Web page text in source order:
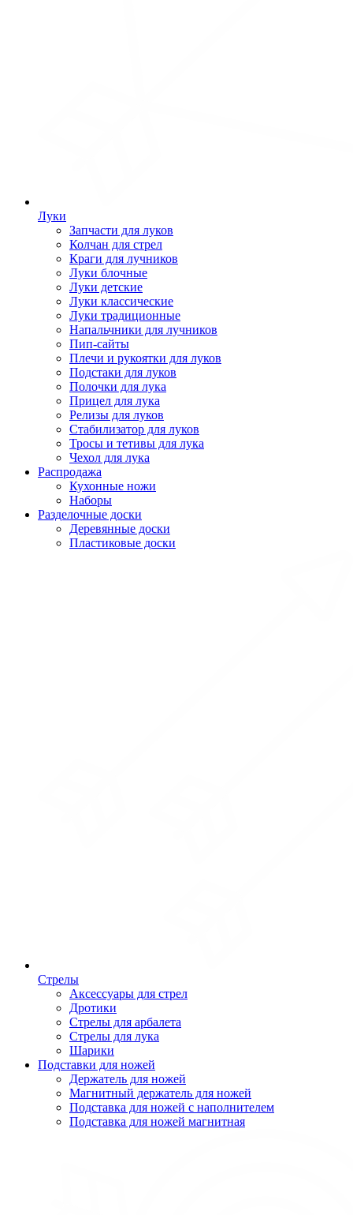
Луки
Запчасти для луков
Колчан для стрел
Краги для лучников
Луки блочные
Луки детские
Луки классические
Луки традиционные
Напальчники для лучников
Пип-сайты
Плечи и рукоятки для луков
Подстаки для луков
Полочки для лука
Прицел для лука
Релизы для луков
Стабилизатор для луков
Тросы и тетивы для лука
Чехол для лука
Распродажа
Кухонные ножи
Наборы
Разделочные доски
Деревянные доски
Пластиковые доски
Стрелы
Аксессуары для стрел
Дротики
Стрелы для арбалета
Стрелы для лука
Шарики
Подставки для ножей
Держатель для ножей
Магнитный держатель для ножей
Подставка для ножей с наполнителем
Подставка для ножей магнитная